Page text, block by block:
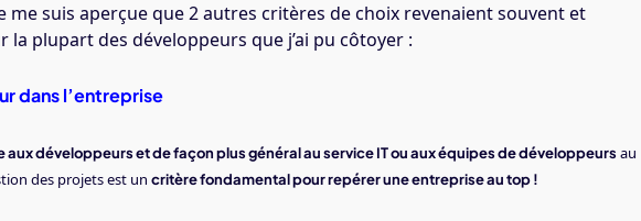
me suis aperçue que 2 autres critères de choix revenaient souvent et
plupart des développeurs que j’ai pu côtoyer :
dans l’entreprise
développeurs et de façon plus général au service IT ou auxéquipes de développeurs au
des projets est un critère fondamental pour repérer une entreprise au top !